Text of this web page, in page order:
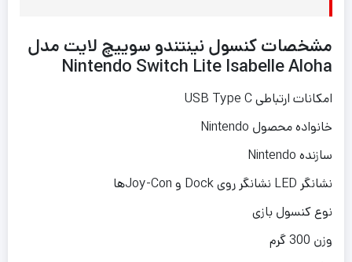
مشخصاتکنسول نینتندو سوییچ لایت مدل
Nintendo Switch Lite Isabelle Aloha
امکانات ارتباطی USB Type C
خانواده محصول Nintendo
سازنده Nintendo
نشانگر LED نشانگر روی Dock و Joy-Conها
نوع کنسول بازی
وزن 300 گرم